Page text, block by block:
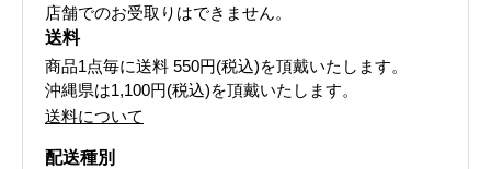
店舗でのお受取りはできません。
送料
商品1点毎に送料 550円(税込)を頂戴いたします。
沖縄県は1,100円(税込)を頂戴いたします。
送料について
配送種別